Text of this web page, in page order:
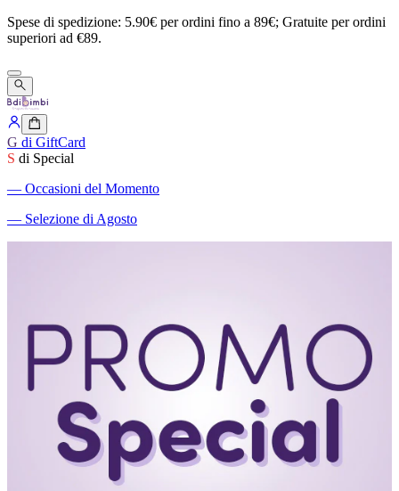
Spese di spedizione: 5.90€ perordini fino a 89€; Gratuite perordini
superiori ad €89.
G di GiftCard
S di Special
― Occasioni del Momento
― Selezione di Agosto